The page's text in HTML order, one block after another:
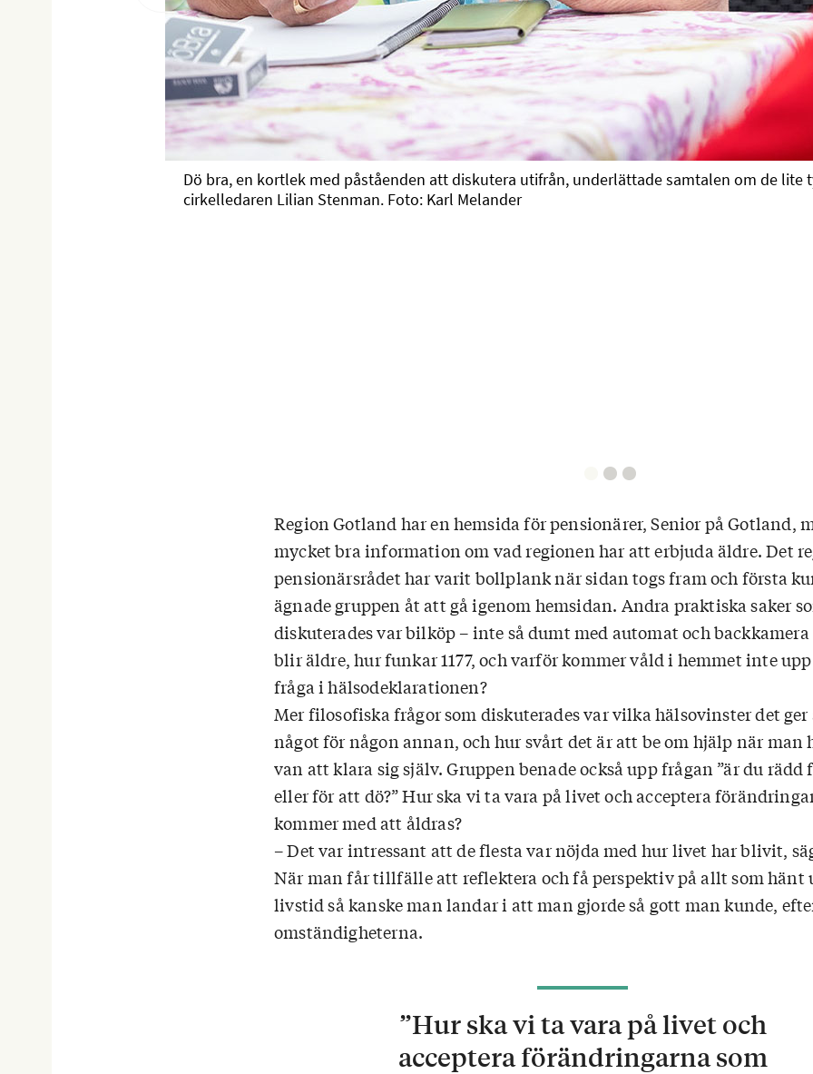
Dö bra, en kortlek med påståenden att diskutera utifrån, underlättade samtalen om de lite
cirkelledaren Lilian Stenman. Foto: Karl Melander
Region Gotland har en hemsida för pensionärer, Senior på Gotland,
mycket bra information om vad regionen har att erbjuda äldre. Det
pensionärsrådet har varit bollplank när sidan togs fram och första
ägnade gruppen åt att gå igenom hemsidan. Andra praktiska saker
diskuterades var bilköp – inte så dumt med automat och
blir äldre, hur funkar 1177, och varför kommer våld i hemmet inte upp
fråga i hälsodeklarationen?
Mer filosofiska frågor som diskuterades var vilka hälsovinster det ger
något för någon annan, och hur svårt det är att be om hjälp när man
van att klara sig själv. Gruppen benade också upp frågan ”är du rädd
eller för att dö?” Hur ska vi ta vara på livet och acceptera
kommer med att åldras?
– Det var intressant att de flesta var nöjda med hur livet har blivit,
När man får tillfälle att reflektera och få perspektiv på allt som hänt
livstid så kanske man landar i att man gjorde så gott man kunde,
omständigheterna.
”Hur ska vi ta vara på livet och
acceptera förändringarna som